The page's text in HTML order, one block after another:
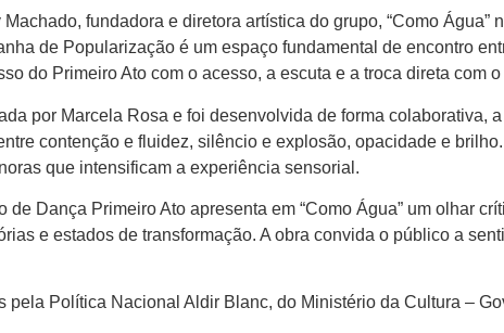
fundadora e diretora artística do grupo, “Como
de Popularização é um espaço fundamental de encontro
do Primeiro Ato com o acesso, a escuta e a troca direta
por Marcela Rosa e foi desenvolvida de forma
contenção e fluidez, silêncio e explosão, opacidade e
que intensificam a experiência sensorial.
de Dança Primeiro Ato apresenta em “Como Água” um olhar
e estados de transformação. A obra convida o público a
pela Política Nacional Aldir Blanc, do Ministério da Cultura –